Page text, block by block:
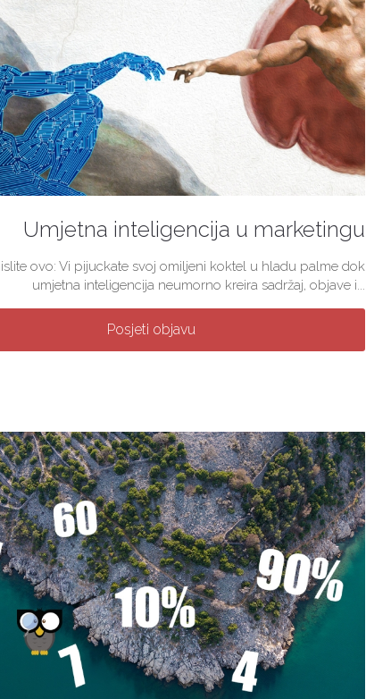
Umjetna inteligencija u marketingu
ovo: Vi pijuckate svoj omiljeni koktel u hladu palme dok
umjetna inteligencija neumorno kreira sadržaj, objave i...
Posjeti objavu